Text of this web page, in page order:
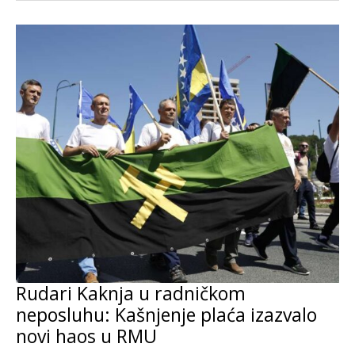
Rudari Kaknja u radničkom
neposluhu: Kašnjenje plaća izazvalo
novi haos u RMU